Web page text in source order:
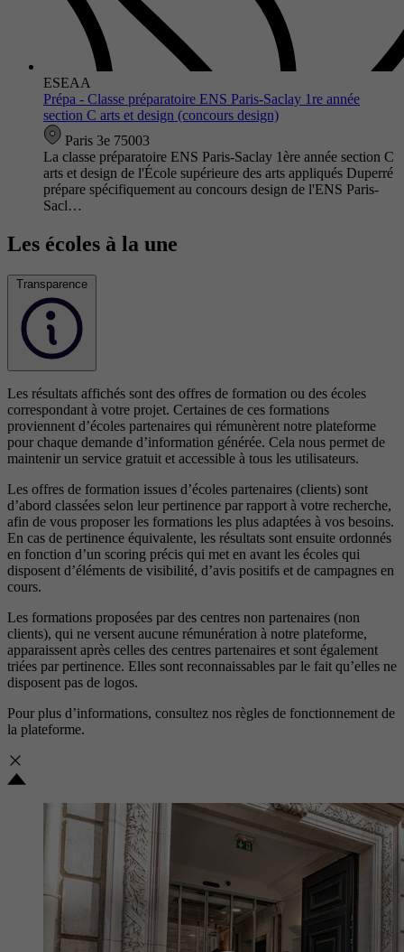
ESEAA
Prépa - Classe préparatoire ENS Paris-Saclay 1re année
section C arts et design (concours design)
Paris 3e 75003
La classe préparatoire ENS Paris-Saclay 1ère année section C
arts et design de l'École supérieure des arts appliqués Duperré
prépare spécifiquement au concours design de l'ENS Paris-
Sacl…
Les écoles à la une
Transparence
Les résultats affichés sont des offres de formation ou des écoles
correspondant à votre projet. Certaines de ces formations
proviennent d’écoles partenaires qui rémunèrent notre plateforme
pour chaque demande d’information générée. Cela nous permet de
maintenir un service gratuit et accessible à tous les utilisateurs.
Les offres de formation issues d’écoles partenaires (clients) sont
d’abord classées selon leur pertinence par rapport à votre recherche,
afin de vous proposer les formations les plus adaptées à vos besoins.
En cas de pertinence équivalente, les résultats sont ensuite ordonnés
en fonction d’un scoring précis qui met en avant les écoles qui
disposent d’éléments de visibilité, d’avis positifs et de campagnes en
cours.
Les formations proposées par des centres non partenaires (non
clients), qui ne versent aucune rémunération à notre plateforme,
apparaissent après celles des centres partenaires et sont également
triées par pertinence. Elles sont reconnaissables par le fait qu’elles ne
disposent pas de logos.
Pour plus d’informations, consultez nos règles de fonctionnement de
la plateforme.